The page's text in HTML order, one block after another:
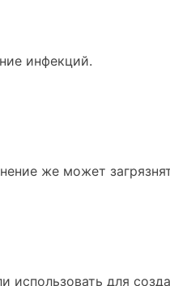
инфекций.
же может
для